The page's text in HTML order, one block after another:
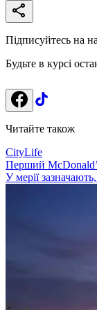
Підписуйтесь на
Будьте в курсі
Читайте також
CityLife
Перший
У мерії